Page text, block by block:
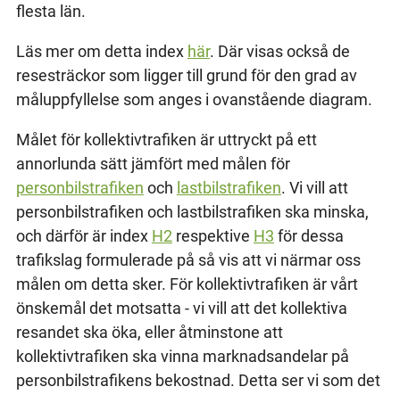
flesta län.
Läs mer om detta index här. Där visas också de
resesträckor som ligger till grund för den grad av
måluppfyllelse som anges i ovanstående diagram.
Målet för kollektivtrafiken är uttryckt på ett
annorlunda sätt jämfört med målen för
personbilstrafiken och lastbilstrafiken. Vi vill att
personbilstrafiken och lastbilstrafiken ska minska,
och därför är index H2respektive H3 för dessa
trafikslag formulerade på så vis att vi närmar oss
målen om detta sker. För kollektivtrafiken är vårt
önskemål det motsatta - vi vill att det kollektiva
resandet ska öka, eller åtminstone att
kollektivtrafiken ska vinna marknadsandelar på
personbilstrafikens bekostnad. Detta ser vi som det